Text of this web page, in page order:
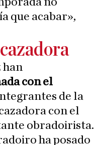
que acabar»,
han
con el
de la
con el
obradoirista.
ha posado